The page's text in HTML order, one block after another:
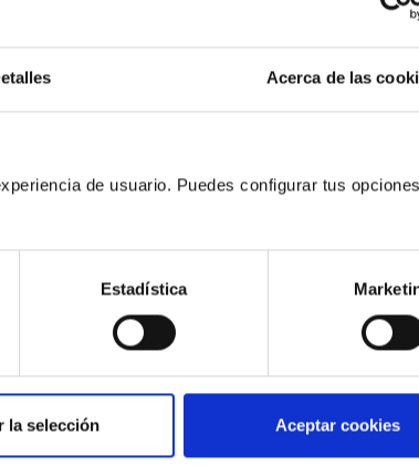
Acerca de las
de usuario. Puedes configurar tus
Estadística
la selección Aceptar cookies